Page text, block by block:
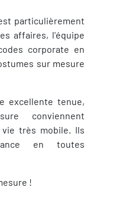
particulièrement
affaires, l'équipe
corporate en
sur mesure
excellente tenue,
conviennent
très mobile. Ils
en toutes
!